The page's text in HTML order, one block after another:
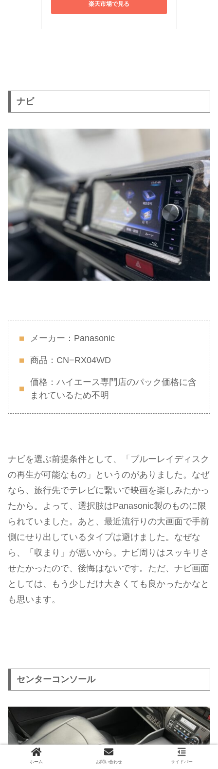
楽天市場で見る
ナビ
メーカー：Panasonic
商品：CN−RX04WD
価格：ハイエース専門店のパック価格に含
まれているため不明
ナビを選ぶ前提条件として、「ブルーレイディスク
の再生が可能なもの」というのがありました。なぜ
なら、旅行先でテレビに繋いで映画を楽しみたかっ
たから。よって、選択肢はPanasonic製のものに限
られていました。あと、最近流行りの大画面で手前
側にせり出しているタイプは避けました。なぜな
ら、「収まり」が悪いから。ナビ周りはスッキリさ
せたかったので、後悔はないです。ただ、ナビ画面
としては、もう少しだけ大きくても良かったかなと
も思います。
センターコンソール
ホーム お問い合わせ サイドバー